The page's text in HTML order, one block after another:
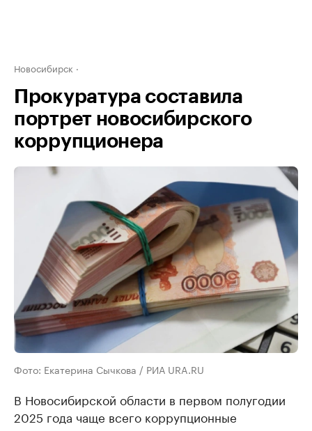
Новосибирск
Прокуратура составила
портрет новосибирского
коррупционера
Фото: Екатерина Сычкова / РИА URA.RU
В Новосибирской области в первом полугодии
2025 года чаще всего коррупционные